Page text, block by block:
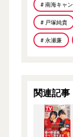
# 南海キャ
# 戸塚純貴
# 永瀬廉
関連記事